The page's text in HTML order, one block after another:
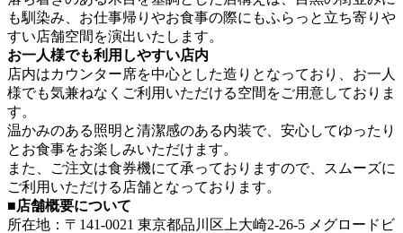
も馴染み、お仕事帰りやお食事の際にもふらっと立ち寄りや
すい店舗空間を演出いたします。
お一人様でも利用しやすい店内
店内はカウンター席を中心とした造りとなっており、お一人
様でも気兼ねなくご利用いただける空間をご用意しておりま
す。
温かみのある照明と清潔感のある内装で、安心してゆったり
とお食事をお楽しみいただけます。
また、ご注文は食券機にて承っておりますので、スムーズに
ご利用いただける店舗となっております。
■店舗概要について
所在地：〒141-0021 東京都品川区上大崎2-26-5 メグロードビ